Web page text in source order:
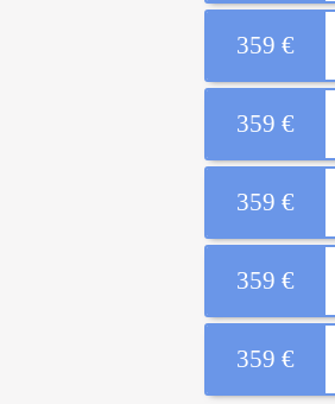
359 €
359 €
359 €
359 €
359 €